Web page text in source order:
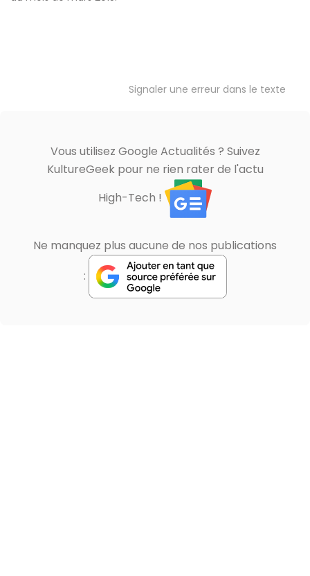
Signaler une erreur dans le texte
Vous utilisez Google Actualités ? Suivez
KultureGeek pour ne rien rater de l'actu
High-Tech !
Ne manquez plus aucune de nos publications
: